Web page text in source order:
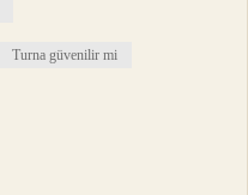
Turna güvenilir mi